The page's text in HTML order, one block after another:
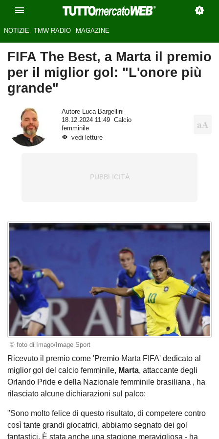
NOTIZIE TMW RADIO MAGAZINE
FIFA The Best, a Marta il premio
per il miglior gol: "L'onore più
grande"
Autore Luca Bargellini
18.12.2024 11:49
Calcio
femminile
vedi letture
© foto di Imago/Image Sport
Ricevuto il premio come 'Premio Marta FIFA' dedicato al
miglior gol del calcio femminile, Marta, attaccante degli
Orlando Pride e della Nazionale femminile brasiliana , ha
rilasciato alcune dichiarazioni sul palco:
"Sono molto felice di questo risultato, di competere contro
così tante grandi giocatrici, abbiamo segnato dei gol
fantastici. È stata anche una stagione meravigliosa - ha